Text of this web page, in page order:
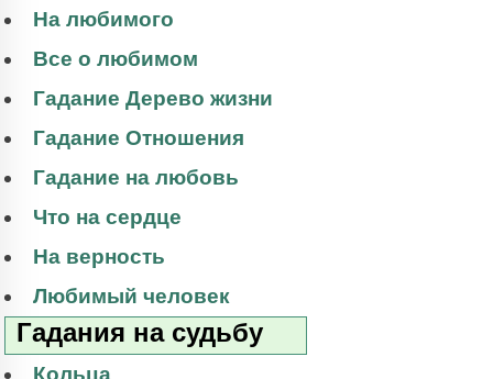
На любимого
Все о любимом
Гадание Дерево жизни
Гадание Отношения
Гадание на любовь
Что на сердце
На верность
Любимый человек
Гадания на судьбу
Кольца